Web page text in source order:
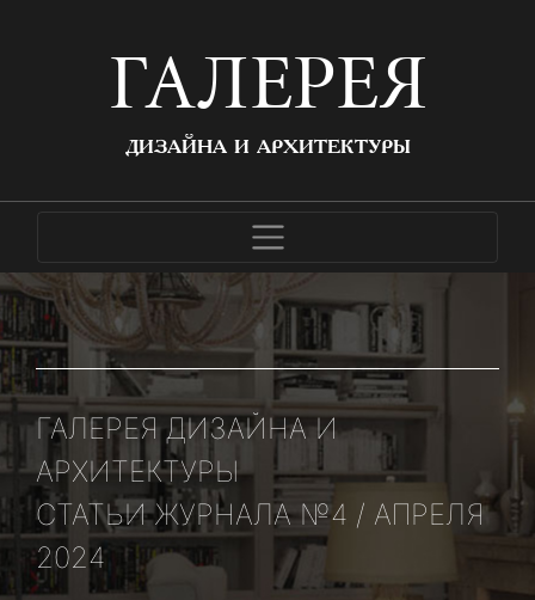
ГАЛЕРЕЯ
ДИЗАЙНА И АРХИТЕКТУРЫ
ГАЛЕРЕЯ ДИЗАЙНА И
АРХИТЕКТУРЫ
СТАТЬИ ЖУРНАЛА №4 / АПРЕЛЯ
2024